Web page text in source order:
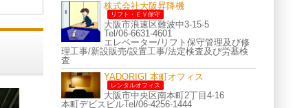
株式会社大阪昇降機
リフト・ＥＶ保守
大阪市浪速区難波中3-15-5
Tel/06-6631-4601
エレベーター/リフト保守管理及び修
理工事/新設販売/設置工事/法定検査及び労基検
査
YADORIGI 本町オフィス
レンタルオフィス
大阪市中央区南本町2丁目4-16
本町デビスビルTel/06-4256-1444